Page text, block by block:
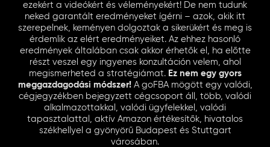
ezekért a videókért és véleményekért! De nem tudunk
neked garantált eredményeket ígérni – azok, akik itt
szerepelnek, keményen dolgoztak a sikerükért és meg is
érdemlik az elért eredményeiket. Az ehhez hasonló
eredmények általában csak akkor érhetők el, ha előtte
részt veszel egy ingyenes konzultáción velem, ahol
megismerheted a stratégiámat. Ez nem egy gyors
meggazdagodási módszer!A goFBA mögött egy valódi,
cégjegyzékben bejegyzett cégcsoport áll, több, valódi
alkalmazottakkal, valódi ügyfelekkel, valódi
tapasztalattal, aktív Amazon értékesítők, hivatalos
székhellyel a gyönyörű Budapest és Stuttgart
városában.